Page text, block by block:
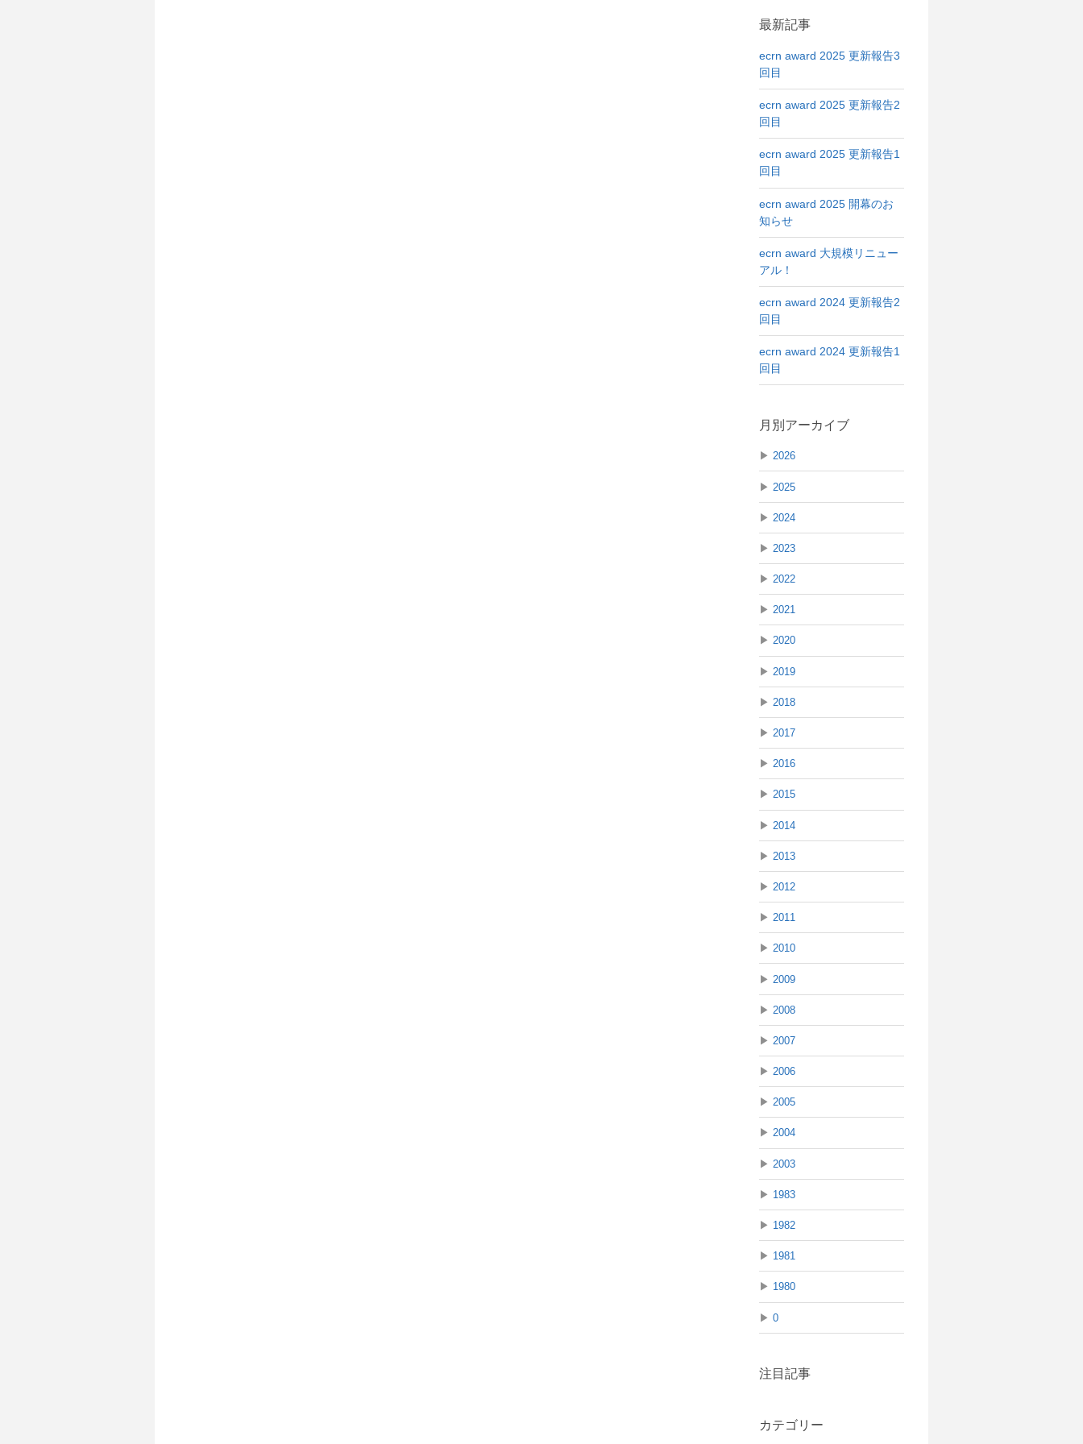
最新記事
ecrn award 2025 更新報告3
回目
ecrn award 2025 更新報告2
回目
ecrn award 2025 更新報告1
回目
ecrn award 2025 開幕のお
知らせ
ecrn award 大規模リニュー
アル！
ecrn award 2024 更新報告2
回目
ecrn award 2024 更新報告1
回目
月別アーカイブ
▶ 2026
▶ 2025
▶ 2024
▶ 2023
▶ 2022
▶ 2021
▶ 2020
▶ 2019
▶ 2018
▶ 2017
▶ 2016
▶ 2015
▶ 2014
▶ 2013
▶ 2012
▶ 2011
▶ 2010
▶ 2009
▶ 2008
▶ 2007
▶ 2006
▶ 2005
▶ 2004
▶ 2003
▶ 1983
▶ 1982
▶ 1981
▶ 1980
▶ 0
注目記事
カテゴリー